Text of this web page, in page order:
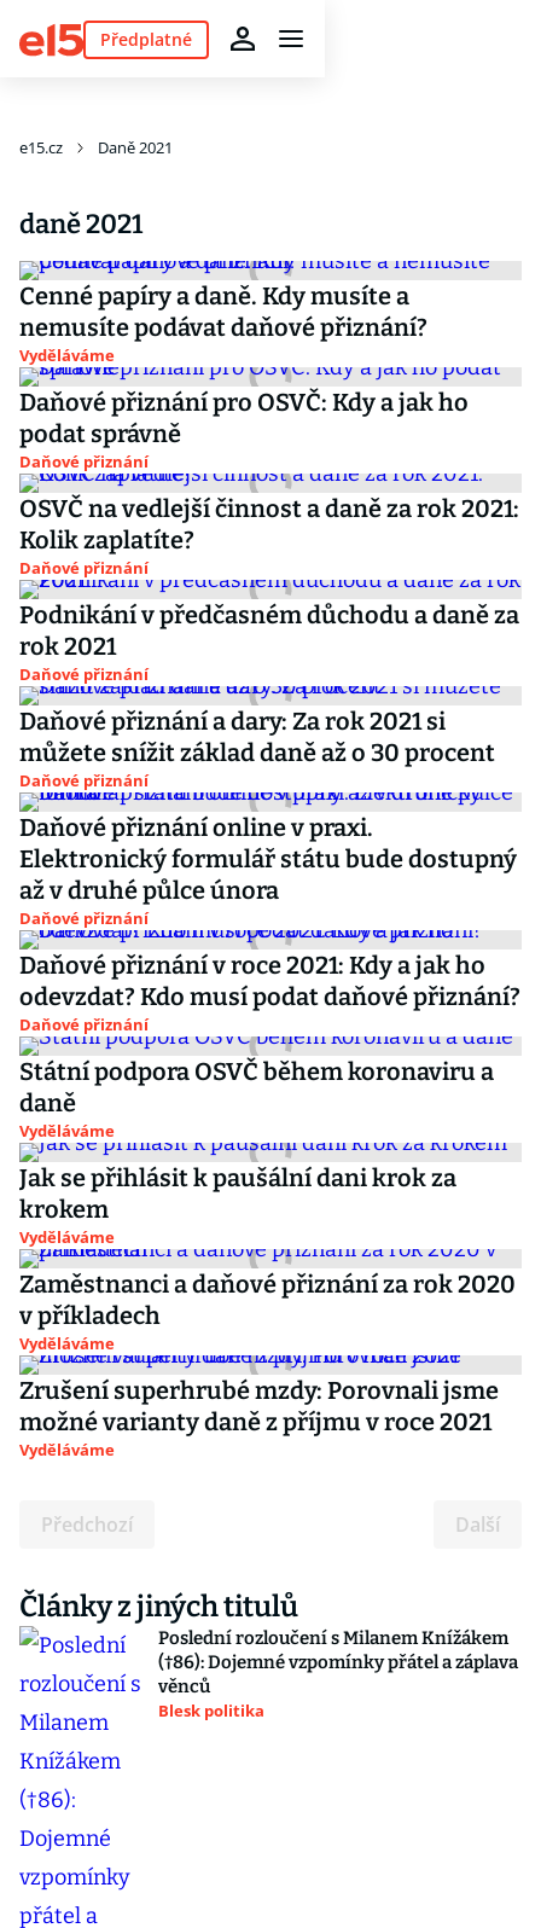
Předplatné
e15.cz Daně 2021
daně 2021
Cenné papíry a daně. Kdy musíte a
nemusíte podávat daňové přiznání?
Vyděláváme
Daňové přiznání pro OSVČ: Kdy a jak ho
podat správně
Daňové přiznání
OSVČ na vedlejší činnost a daně za rok 2021:
Kolik zaplatíte?
Daňové přiznání
Podnikání v předčasném důchodu a daně za
rok 2021
Daňové přiznání
Daňové přiznání a dary: Za rok 2021 si
můžete snížit základ daně až o 30 procent
Daňové přiznání
Daňové přiznání online v praxi.
Elektronický formulář státu bude dostupný
až v druhé půlce února
Daňové přiznání
Daňové přiznání v roce 2021: Kdy a jak ho
odevzdat? Kdo musí podat daňové přiznání?
Daňové přiznání
Státní podpora OSVČ během koronaviru a
daně
Vyděláváme
Jak se přihlásit k paušální dani krok za
krokem
Vyděláváme
Zaměstnanci a daňové přiznání za rok 2020
v příkladech
Vyděláváme
Zrušení superhrubé mzdy: Porovnali jsme
možné varianty daně z příjmu v roce 2021
Vyděláváme
Předchozí Další
Články z jiných titulů
Poslední rozloučení s Milanem Knížákem
(†86): Dojemné vzpomínky přátel a záplava
věnců
Blesk politika